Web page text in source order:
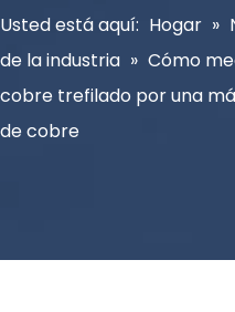
Usted está aquí: Hogar »
de la industria » Cómo
cobre trefilado por una
de cobre